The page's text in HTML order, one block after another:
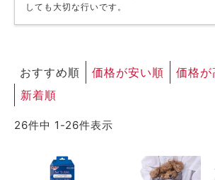
ACCOUNT MENU
ようこそ ゲスト 様
meeting_room ログイン person 新規
しても大切な行いです。
おすすめ順 価格が安い順
価格が
新着順
26件中 1 -26件表示